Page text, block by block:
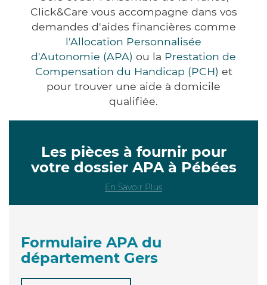
Click&Care vous accompagne dans vos
demandes d'aides financières comme
l'Allocation Personnalisée
d'Autonomie (APA) ou la Prestation de
Compensation du Handicap (PCH) et
pour trouver une aide à domicile
qualifiée.
Les pièces à fournir pour
votre dossier APA à Pébées
En Savoir Plus
Formulaire APA du
département Gers